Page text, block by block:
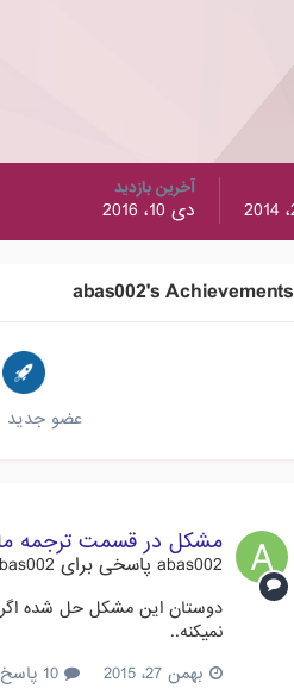
آخرین بازدید
دی 10، 2016
abas002's Achievements
عضو جدید (1/
مشکل در قسمت ترجمه
abas002 پاسخی برای
دوستان این مشکل حل شده
نمیکنه..
بهمن 27، 2015